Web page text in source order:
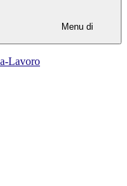
Menu di
Lavoro